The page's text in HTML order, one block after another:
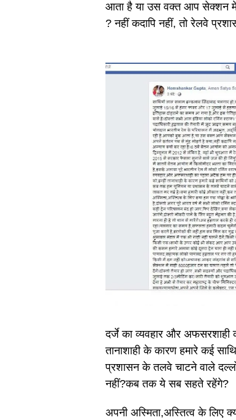
आता है या उस वक्त आप सेक्शन में
? नहीं कदापि नहीं, तो रेलवे
दर्जे का व्यवहार और अफसरशाही
तानाशाही के कारण हमारे कई
प्रशासन के तलवे चाटने वाले
नहीं?कब तक ये सब सहते रहेंगे?
अपनी अस्मिता,अस्तित्व के लिए